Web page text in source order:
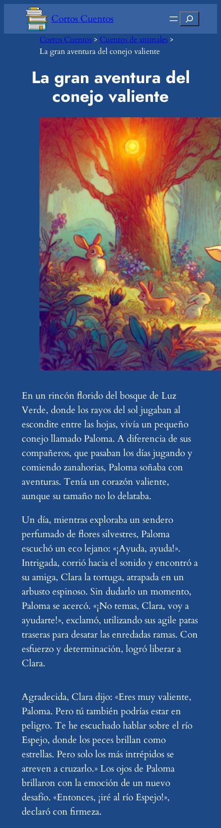
contenido
Cortos Cuentos Buscar
Cortos Cuentos> Cuentos de animales>
La gran aventura del conejo valiente
La gran aventura del
conejo valiente
En un rincón florido del bosque de Luz
Verde, donde los rayos del sol jugaban al
escondite entre las hojas, vivía un pequeño
conejo llamado Paloma. A diferencia de sus
compañeros, que pasaban los días jugando y
comiendo zanahorias, Paloma soñaba con
aventuras. Tenía un corazón valiente,
aunque su tamaño no lo delataba.
Un día, mientras exploraba un sendero
perfumado de flores silvestres, Paloma
escuchó un eco lejano: «¡Ayuda, ayuda!».
Intrigada, corrió hacia el sonido y encontró a
su amiga, Clara la tortuga, atrapada en un
arbusto espinoso. Sin dudarlo un momento,
Paloma se acercó. «¡No temas, Clara, voy a
ayudarte!», exclamó, utilizando sus agile patas
traseras para desatar las enredadas ramas. Con
esfuerzo y determinación, logró liberar a
Clara.
Agradecida, Clara dijo: «Eres muy valiente,
Paloma. Pero tú también podrías estar en
peligro. Te he escuchado hablar sobre el río
Espejo, donde los peces brillan como
estrellas. Pero solo los más intrépidos se
atreven a cruzarlo.» Los ojos de Paloma
brillaron con la emoción de un nuevo
desafío. «Entonces, ¡iré al río Espejo!»,
declaró con firmeza.